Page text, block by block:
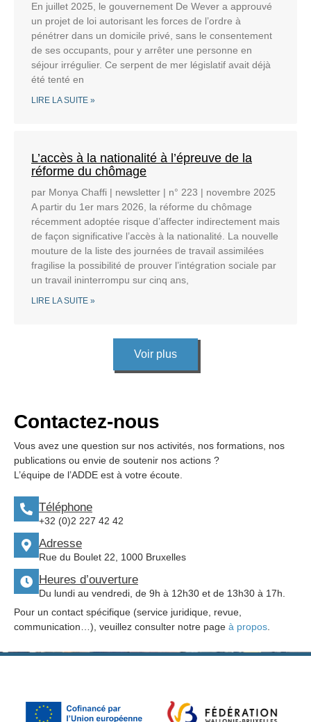
En juillet 2025, le gouvernement De Wever a approuvé
un projet de loi autorisant les forces de l’ordre à
pénétrer dans un domicile privé, sans le consentement
de ses occupants, pour y arrêter une personne en
séjour irrégulier. Ce serpent de mer législatif avait déjà
été tenté en
LIRE LA SUITE »
L’accès à la nationalité à l’épreuve de la
réforme du chômage
par Monya Chaffi | newsletter | n° 223 | novembre 2025
A partir du 1er mars 2026, la réforme du chômage
récemment adoptée risque d’affecter indirectement mais
de façon significative l’accès à la nationalité. La nouvelle
mouture de la liste des journées de travail assimilées
fragilise la possibilité de prouver l’intégration sociale par
un travail ininterrompu sur cinq ans,
LIRE LA SUITE »
Voir plus
Contactez-nous
Vous avez une question sur nos activités, nos formations, nos
publications ou envie de soutenir nos actions ?
L’équipe de l’ADDE est à votre écoute.
Téléphone
+32 (0)2 227 42 42
Adresse
Rue du Boulet 22, 1000 Bruxelles
Heures d’ouverture
Du lundi au vendredi, de 9h à 12h30 et de 13h30 à 17h.
Pour un contact spécifique (service juridique, revue,
communication…), veuillez consulter notre page à propos.